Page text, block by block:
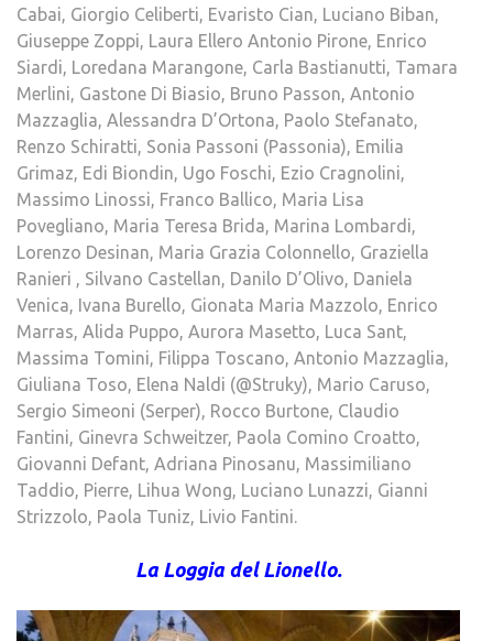
Cabai, Giorgio Celiberti, Evaristo Cian, Luciano Biban,
Giuseppe Zoppi, Laura Ellero Antonio Pirone, Enrico
Siardi, Loredana Marangone, Carla Bastianutti, Tamara
Merlini, Gastone Di Biasio, Bruno Passon, Antonio
Mazzaglia, Alessandra D’Ortona, Paolo Stefanato,
Renzo Schiratti, Sonia Passoni (Passonia), Emilia
Grimaz, Edi Biondin, Ugo Foschi, Ezio Cragnolini,
Massimo Linossi, Franco Ballico, Maria Lisa
Povegliano, Maria Teresa Brida, Marina Lombardi,
Lorenzo Desinan, Maria Grazia Colonnello, Graziella
Ranieri , Silvano Castellan, Danilo D’Olivo, Daniela
Venica, Ivana Burello, Gionata Maria Mazzolo, Enrico
Marras, Alida Puppo, Aurora Masetto, Luca Sant,
Massima Tomini, Filippa Toscano, Antonio Mazzaglia,
Giuliana Toso, Elena Naldi (@Struky), Mario Caruso,
Sergio Simeoni (Serper), Rocco Burtone, Claudio
Fantini, Ginevra Schweitzer, Paola Comino Croatto,
Giovanni Defant, Adriana Pinosanu, Massimiliano
Taddio, Pierre, Lihua Wong, Luciano Lunazzi, Gianni
Strizzolo, Paola Tuniz, Livio Fantini.
La Loggia del Lionello.